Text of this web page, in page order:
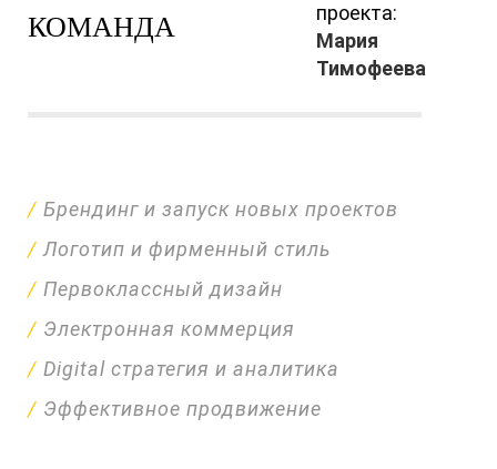
КОМАНДА
проекта:
Мария
Тимофеева
Брендинг и запуск новых проектов
Логотип и фирменный стиль
Первоклассный дизайн
Электронная коммерция
Digital стратегия и аналитика
Эффективное продвижение